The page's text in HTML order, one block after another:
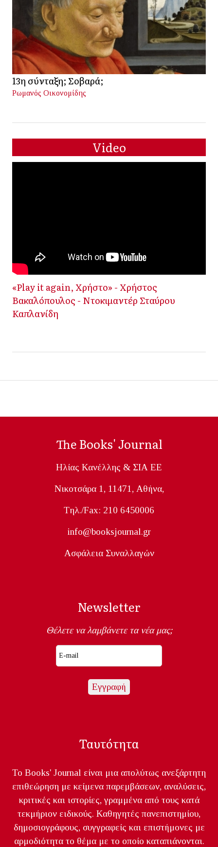
13η σύνταξη; Σοβαρά;
Ρωμανός Οικονομίδης
Video
«Play it again, Χρήστο» - Χρήστος
Βακαλόπουλος - Ντοκιμαντέρ Σταύρου
Καπλανίδη
The Books' Journal
Ηλίας Κανέλλης & ΣΙΑ ΕΕ
Nικοτσάρα 1, 11471, Aθήνα,
Tηλ./Fax: 210 6450006
info@booksjournal.gr
Ασφάλεια Συναλλαγών
Newsletter
Θέλετε να λαμβάνετε τα νέα μας;
Ταυτότητα
Το Books' Journal είναι μια απολύτως ανεξάρτητη
επιθεώρηση με κείμενα παρεμβάσεων, αναλύσεις,
κριτικές και ιστορίες, γραμμένα από τους κατά
τεκμήριον ειδικούς. Καθηγητές πανεπιστημίου,
δημοσιογράφους, συγγραφείς και επιστήμονες με
αρμοδιότητα το θέμα με το οποίο καταπιάνονται.